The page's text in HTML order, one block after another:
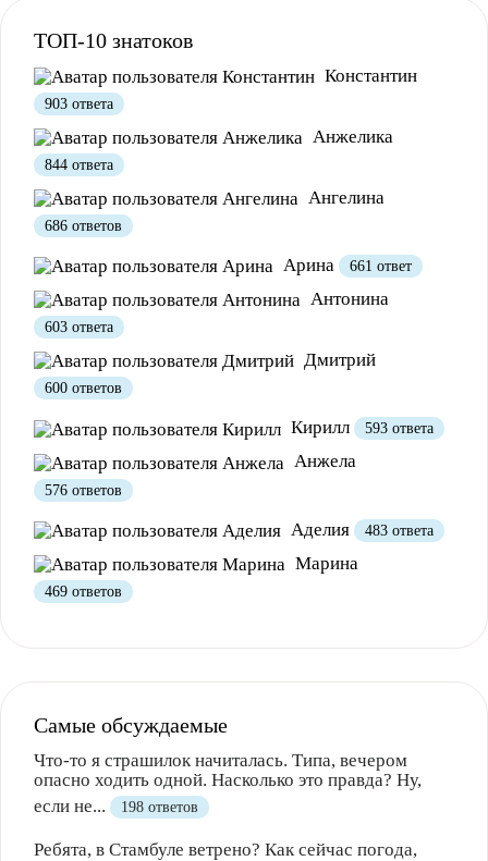
Полезно 1
ТОП-10 знатоков
Константин
903 ответа
Анжелика
844 ответа
Ангелина
686 ответов
Арина 661 ответ
Антонина
603 ответа
Дмитрий
600 ответов
Кирилл 593 ответа
Анжела
576 ответов
Аделия 483 ответа
Марина
469 ответов
Самые обсуждаемые
Что-то я страшилок начиталась. Типа, вечером
опасно ходить одной. Насколько это правда? Ну,
если не...
198 ответов
Ребята, в Стамбуле ветрено? Как сейчас погода,